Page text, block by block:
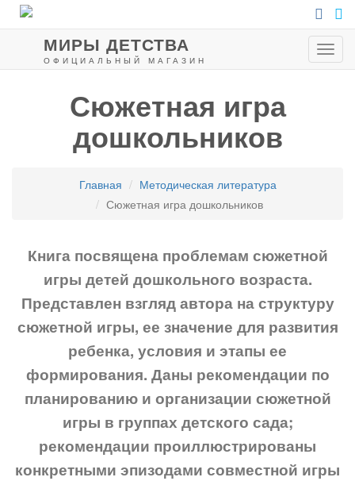
МИРЫ ДЕТСТВА
ОФИЦИАЛЬНЫЙ МАГАЗИН
Сюжетная игра
дошкольников
Главная
Методическая литература
Сюжетная игра дошкольников
Книга посвящена проблемам сюжетной
игры детей дошкольного возраста.
Представлен взгляд автора на структуру
сюжетной игры, ее значение для развития
ребенка, условия и этапы ее
формирования. Даны рекомендации по
планированию и организации сюжетной
игры в группах детского сада;
рекомендации проиллюстрированы
конкретными эпизодами совместной игры